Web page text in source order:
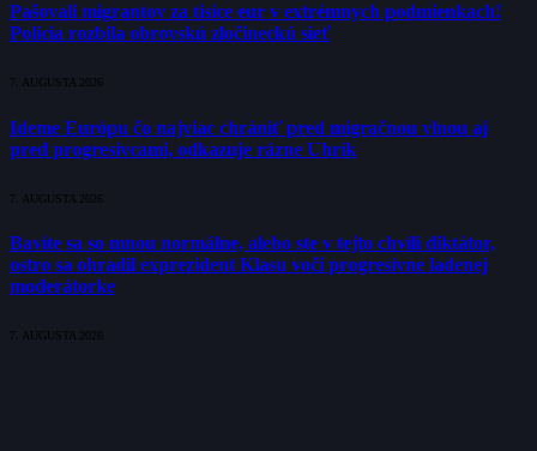
Pašovali migrantov za tisíce eur v extrémnych podmienkach!
Polícia rozbila obrovskú zločineckú sieť
7. AUGUSTA 2026
Ideme Európu čo najviac chrániť pred migračnou vlnou aj
pred progresívcami, odkazuje rázne Uhrík
7. AUGUSTA 2026
Bavíte sa so mnou normálne, alebo ste v tejto chvíli diktátor,
ostro sa ohradil exprezident Klasu voči progresívne ladenej
moderátorke
7. AUGUSTA 2026